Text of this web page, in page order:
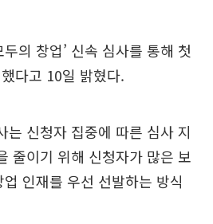
의 창업’ 신속 심사를 통해 첫
다고 10일 밝혔다.
는 신청자 집중에 따른 심사 지
줄이기 위해 신청자가 많은 보
인재를 우선 선발하는 방식